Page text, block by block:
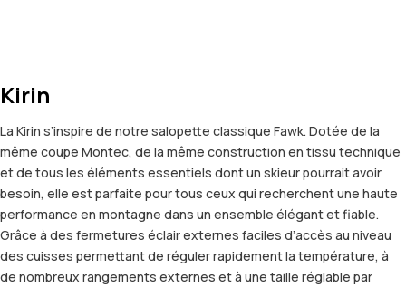
Kirin
La Kirin s’inspire de notre salopette classique Fawk. Dotée de la
même coupe Montec, de la même construction en tissu technique
et de tous les éléments essentiels dont un skieur pourrait avoir
besoin, elle est parfaite pour tous ceux qui recherchent une haute
performance en montagne dans un ensemble élégant et fiable.
Grâce à des fermetures éclair externes faciles d’accès au niveau
des cuisses permettant de réguler rapidement la température, à
de nombreux rangements externes et à une taille réglable par